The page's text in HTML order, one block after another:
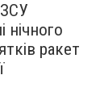
нічного
ракет